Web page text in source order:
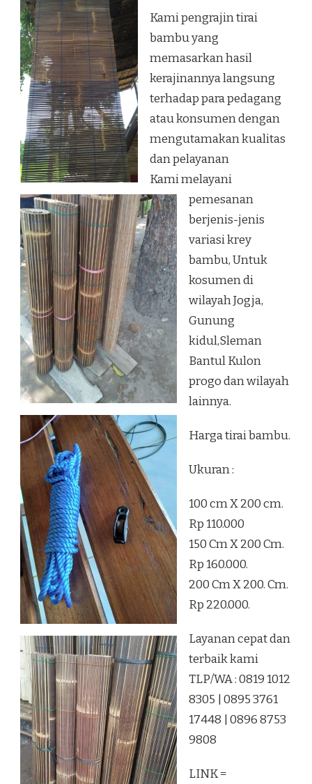
Kami pengrajin tirai
bambu yang
memasarkan hasil
kerajinannya langsung
terhadap para pedagang
atau konsumen dengan
mengutamakan kualitas
dan pelayanan
Kami melayani
pemesanan
berjenis-jenis
variasi krey
bambu, Untuk
kosumen di
wilayah Jogja,
Gunung
kidul,Sleman
Bantul Kulon
progo dan wilayah
lainnya.
Harga tirai bambu.
Ukuran :
100 cm X 200 cm.
Rp 110.000
150 Cm X 200 Cm.
Rp 160.000.
200 Cm X 200. Cm.
Rp 220.000.
Layanan cepat dan
terbaik kami
TLP/WA : 0819 1012
8305 | 0895 3761
17448 | 0896 8753
9808
LINK =